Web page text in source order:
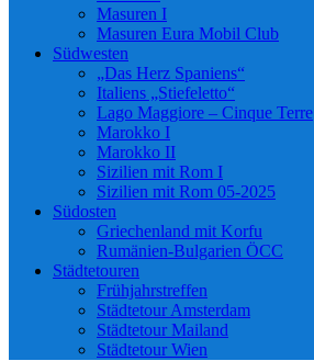
Masuren I
Masuren Eura Mobil Club
Südwesten
„Das Herz Spaniens“
Italiens „Stiefeletto“
Lago Maggiore – Cinque Terre
Marokko I
Marokko II
Sizilien mit Rom I
Sizilien mit Rom 05-2025
Südosten
Griechenland mit Korfu
Rumänien-Bulgarien ÖCC
Städtetouren
Frühjahrstreffen
Städtetour Amsterdam
Städtetour Mailand
Städtetour Wien